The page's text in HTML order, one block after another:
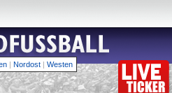
| Nordost | Westen